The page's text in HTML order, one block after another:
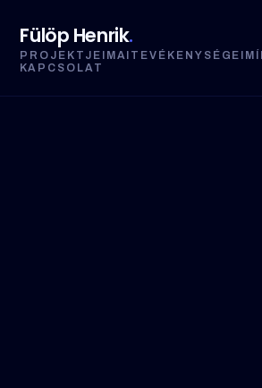
Fülöp Henrik.
PROJEKTJEIM AI TEVÉKENYSÉGEIM
KAPCSOLAT